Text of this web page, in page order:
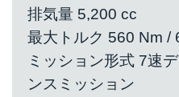
排気量 5,200 cc
最大トルク 560 Nm /
ミッション形式 7速
ンスミッション